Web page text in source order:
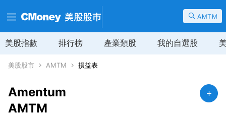
AMTM
美股指數 排行榜 產業類股 我的自選股
美股股市 AMTM 損益表
Amentum
AMTM